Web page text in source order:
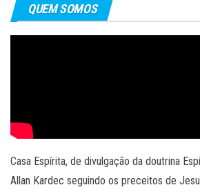
QUEM SOMOS
Casa Espírita, de divulgação da doutrina
Allan Kardec seguindo os preceitos de